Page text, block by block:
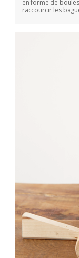
en forme de
raccourcir les